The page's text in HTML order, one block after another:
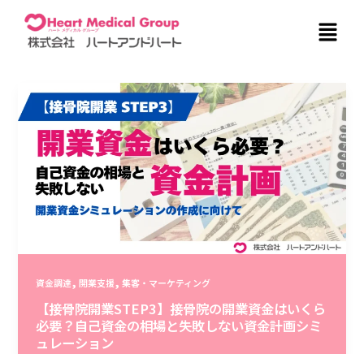
メ
ニ
ー
資金調達,開業支援,集客・マーケティング
【接骨院開業STEP3】接骨院の開業資金はいくら
必要？自己資金の相場と失敗しない資金計画シミ
ュレーション